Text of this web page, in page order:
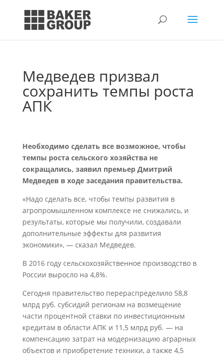
Медведев призвал
сохранить темпы роста
АПК
Необходимо сделать все возможное, чтобы
темпы роста сельского хозяйства не
сокращались, заявил премьер Дмитрий
Медведев в ходе заседания правительства.
«Надо сделать все, чтобы темпы развития в
агропромышленном комплексе не снижались, и
результаты, которые мы получили, создавали
дополнительные эффекты для развития
экономики», — сказал Медведев.
В 2016 году сельскохозяйственное производство в
России выросло на 4,8%.
Сегодня правительство перераспределило 58,8
млрд руб. субсидий регионам на возмещение
части процентной ставки по инвестиционным
кредитам в области АПК и 11,5 млрд руб. — на
компенсацию затрат на модернизацию аграрных
объектов и приобретение техники, а также 4,5